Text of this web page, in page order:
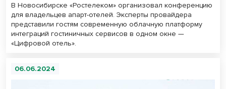
В Новосибирске «Ростелеком» организовал конференцию
для владельцев апарт-отелей. Эксперты провайдера
представили гостям современную облачную платформу
интеграций гостиничных сервисов в одном окне —
«Цифровой отель».
06.06.2024